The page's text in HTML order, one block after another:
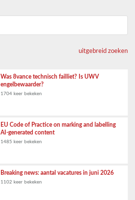
uitgebreid zoeken
Was 8vance technisch failliet? Is UWV
engelbewaarder?
1704 keer bekeken
EU Code of Practice on marking and labelling
AI-generated content
1485 keer bekeken
Breaking news: aantal vacatures in juni 2026
1102 keer bekeken